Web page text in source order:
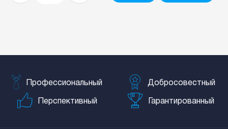
Профессиональный Добросовестный
Перспективный Гарантированный